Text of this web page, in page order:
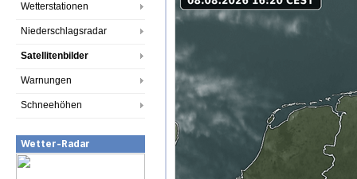
Wetterstationen
Niederschlagsradar
Satellitenbilder
Warnungen
Schneehöhen
Wetter-Radar